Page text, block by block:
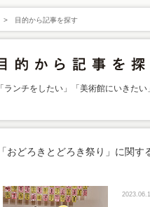
> 目的から記事を探す
「ランチをしたい」「美術館にいきた
「おどろきとどろき祭り」に関す